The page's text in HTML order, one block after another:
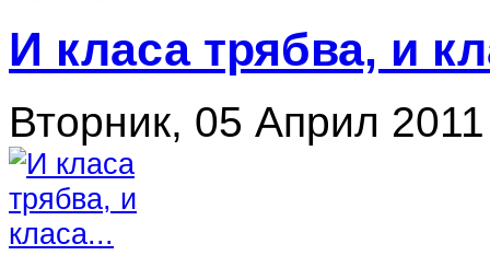
И класа трябва, и
Вторник, 05 Април